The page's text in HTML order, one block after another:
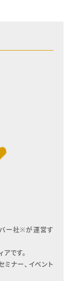
ー社※が運営す
です。
ナー、イベント